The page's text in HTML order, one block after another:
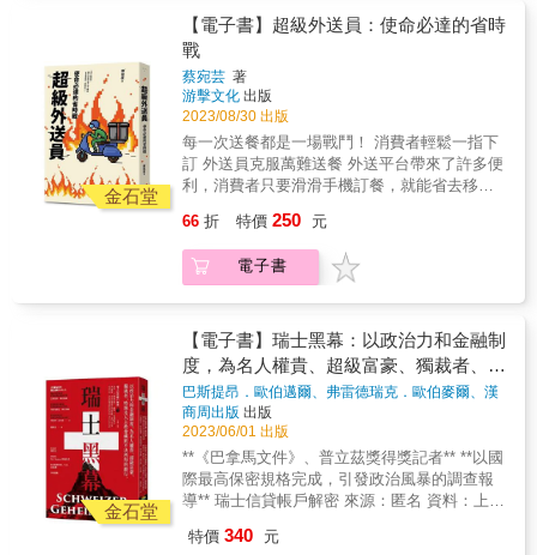
The End of the Great
Acceleration&mdash;and Why It&rsquo;s
Good for the Planet, the Economy, and Our
Lives）作者一部精采又重要的紀錄，描述了由
極端財富宰制、也為這些財富而存在的城市。
──安娜．明頓（Anna Minton）／《大資本》
（Big Capital: Who Is London For?；暫譯）作
者令人大開眼界&hellip;&hellip;半是指南，半是
》（Financial Times）當代版《坎特伯雷故事
集》&hellip;&hellip;本書負有嚴肅的使命。
──《泰晤士報》（The Times）&&
&hellip;&hellip;種種痛苦都讓倖存者對自己感到
失望。在韓國社會成為受害者一事，不如想像
中容易，因為人們心中都有一個典型的「受害
者形象」，而不符合這個形象的人，便無法獲
得人們的同情。甚至對社會群眾來說，這些倖
存下來的人不像受害者，更像是「好運的
人」。藉由本書，我們可以看到韓國社會是如
何放置自己的傷與社會的傷；政治操弄、媒體
謠言、社會輿論與確認偏誤是如何助長社會對
受害者的不諒解；倖存者與創傷者又是如何受
到社會的各種暴力對待&hellip;&hellip;藉由作者
的第一線訪談，傾聽韓國天安艦官兵、世越號
師生、軍中性少數者，以及其他社會受害者的
沉痛告白，重新審視、反思身為社會一員的我
件。我們無法阻止悲劇到來，但能學習如何傾
聽創傷、接住身處困境之人。當我們開始去看
見、了解創傷，未來所有的受害者將在更安全
的環境中療傷。「為了記住這些事，我們必須
『哀悼』；為了與慘案所帶來的傷害共存，我
們必須『紀念』。這雖然痛苦，卻也是我們能
以人類之姿繼續活下去的唯一途徑。」
&mdash;&mdash;本書作者 金昇燮★專文導讀
臺韓情報獨立記者好評推薦奶奶 Nainai｜IG 奶
突破這個奪命迴圈，我們只有將目光從「不可
能避免的人為失誤」轉向「可預防或降低危險
的人造環境」： 駕駛的視線是否被遮擋了？汽
車為何被設計得能開到那麼快？夜間的道路照
明是否充足？居家空間為何與道路緊鄰？ 然
而，如此直搗問題核心的叩問，勢必遭遇重重
阻礙──每當事故發生，一場風向爭奪戰立即吹
響； 誰有故事的發言權，那人會拿著發言權講
會是一個差勁工人的故事，還是一個積水地板
碰上超高速運轉生產線的故事？ ☞那會是一個
莽撞駕駛的故事，還是一個未設置行人專用道
的故事？ ☞那會是一個不當用火的故事，還是
了「意外」這個詞如何保護當權者與企業家──
誰會死於意外而誰不會，是由金錢和權力決
定。 作者透過車禍、藥物過量致死和工安災害
等事件，證明了我們所說的「意外」，其實都
是危險系統的必然結局， 並展示了我們個人和
社會可以採取的行動，以阻止用「意外」一詞
推卸責任的浪潮。
&hellip;&hellip;走遍全港大小屋邨之後，我得到
的最大感應，大概就是黃偉文筆下那位少年的
躁動：說話很難，但還是要想辦法說話。 & 畢
竟無論是在或不在屋邨，在或不在香港，如何
讓自己繼續說下去，如何讓更多人能夠說下
去，應是我們既生為人的功課。」
&mdash;&mdash;梁啟智 & 土地是香港最稀缺
的資源，以此而生的住房問題一直是收入不高
的人們與政府的沉重壓力。只要凝視著任一張
香港公屋的照片，很難不感受到衝擊：這麼多
個又一個小小的方格子裡；數量龐大的方格子
在窄仄的土地上堆疊成高聳的大樓，多棟大樓
再組成屋邨&hellip;&hellip;截至二〇二三年八
之一香港人的生活空間；而等候住進公屋的申
請案超過二十三萬件，平均要等五‧三年才有機
會「上樓」&mdash;&mdash;住進公屋。 & 許
多人認為公屋的起源是由於一九五三年的石硤
尾大火，其實在此前，港英政府已有思考公屋
政策，背後的考量有指是為了維持殖民地社會
穩定及對資本家做出變相的勞工宿舍補貼。由
方格子組成的公共屋邨是由政府建造、框限出
&mdash;&mdash;這在港英或九七後的港府皆
金石堂
【電子書】超級外送員：使命必達的省時
戰
蔡宛芸 著
游擊文化 出版
2023/08/30 出版
每一次送餐都是一場戰鬥！ 消費者輕鬆一指下
訂 外送員克服萬難送餐 外送平台帶來了許多便
利，消費者只要滑滑手機訂餐，就能省去移動
成任務！ 本書以作者親身擔任外送員的經驗，
以及訪談多位外送員的研究，揭開這份工作如
何讓眾人擁抱，卻又讓人說出「外送員不是人
搶快、收到負評、與人吵架、勞資爭議背後的
辛酸苦辣。 ▎他們為什麼想當外送員？ 快遞
員、退休人士、餐飲業主管、保全、影視工作
者、自雇者，都來跑外送，這份工作為何吸引
他們？ ▎外送員是什麼樣的工作？ 「時間自由
彈性，想上工隨時出動，想休息就休息」 「做
自己的老闆，荷包深度自己掌握」 「做越多賺
越多」「挑戰週收入破萬」 招募廣告如此形容
這份工作的美好之處，但外送員真正的感受是
什麼？到底廣告與真實之間有多大的距離？ ▎
66 折 特價 250 元
電子書
金石堂
【電子書】瑞士黑幕：以政治力和金融制
度，為名人權貴、超級富豪、獨裁者、特
務及天主教會藏匿不法所得的銀行
巴斯提昂．歐伯邁爾、弗雷德瑞克．歐伯麥爾、漢
尼斯．孟沁格著 、
商周出版 出版
2023/06/01 出版
**《巴拿馬文件》、普立茲獎得獎記者** **以國
際最高保密規格完成，引發政治風暴的調查報
導** 瑞士信貸帳戶解密 來源：匿名 資料：上千
30多個國家近50家媒體，逾150名記者 首度公
特價 340 元